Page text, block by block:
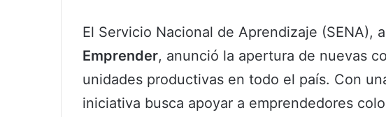
El Servicio Nacional de Aprendizaje (SENA),
Emprender, anunció la apertura de nuevas
unidades productivas en todo el país. Con
iniciativa busca apoyar a emprendedores